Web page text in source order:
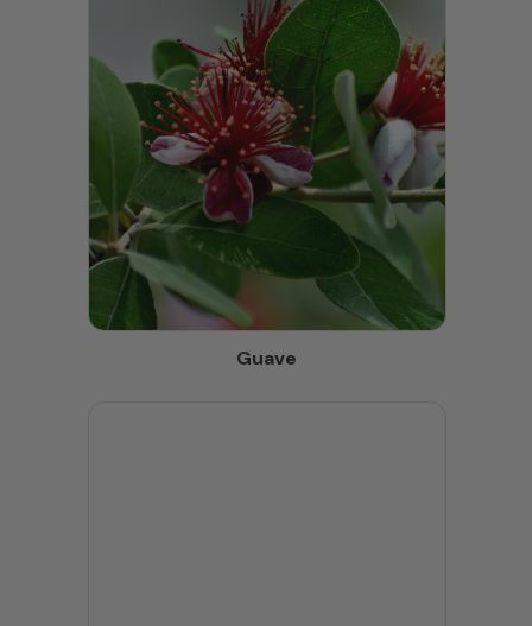
Guave